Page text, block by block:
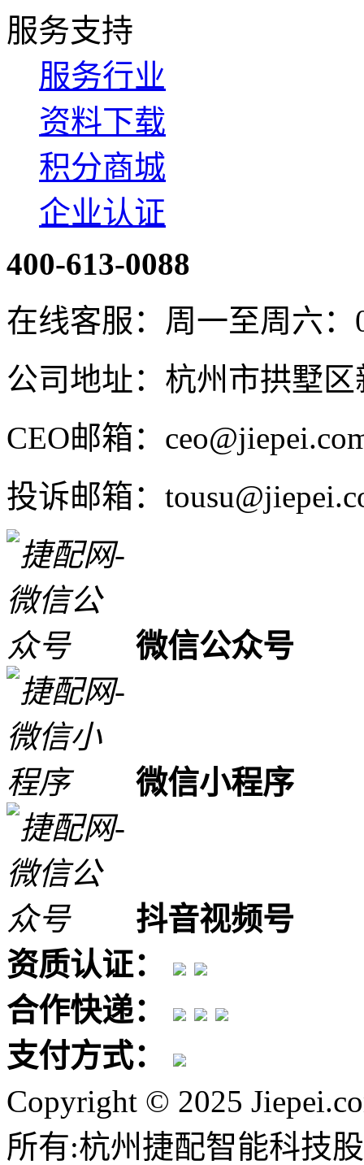
服务支持
服务行业
资料下载
积分商城
企业认证
400-613-0088
在线客服：周一至周六：
公司地址：杭州市拱墅
CEO邮箱：
投诉邮箱：
微信公众号
微信小程序
抖音视频号
资质认证：
合作快递：
支付方式：
Copyright © 2025
所有:杭州捷配智能科技